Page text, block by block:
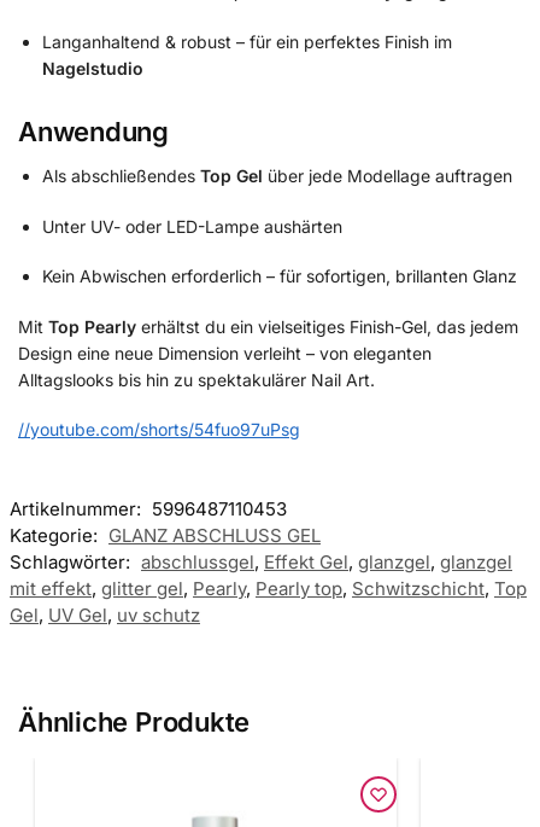
Langanhaltend & robust – für ein perfektes Finish im
Nagelstudio
Anwendung
Als abschließendes Top Gel über jede Modellage auftragen
Unter UV- oder LED-Lampe aushärten
Kein Abwischen erforderlich – für sofortigen, brillanten Glanz
Mit Top Pearly erhältst du ein vielseitiges Finish-Gel, das jedem
Design eine neue Dimension verleiht – von eleganten
Alltagslooks bis hin zu spektakulärer Nail Art.
//youtube.com/shorts/54fuo97uPsg
Artikelnummer: 5996487110453
Kategorie: GLANZ ABSCHLUSS GEL
Schlagwörter: abschlussgel, Effekt Gel, glanzgel, glanzgel
mit effekt, glitter gel, Pearly, Pearly top, Schwitzschicht, Top
Gel, UV Gel, uv schutz
Ähnliche Produkte